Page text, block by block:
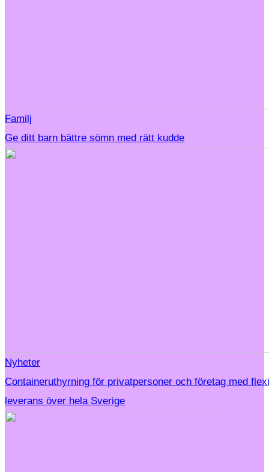
Familj
Ge ditt barn bättre sömn med rätt kudde
Nyheter
Containeruthyrning för privatpersoner och företag med
leverans över hela Sverige